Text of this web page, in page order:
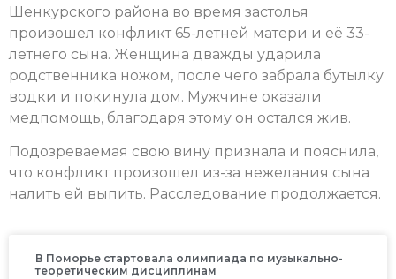
Шенкурского района во время застолья
произошел конфликт 65-летней матери и её 33-
летнего сына. Женщина дважды ударила
родственника ножом, после чего забрала бутылку
водки и покинула дом. Мужчине оказали
медпомощь, благодаря этому он остался жив.
Подозреваемая свою вину признала и пояснила,
что конфликт произошел из-за нежелания сына
налить ей выпить. Расследование продолжается.
В Поморье стартовала олимпиада по музыкально-
теоретическим дисциплинам